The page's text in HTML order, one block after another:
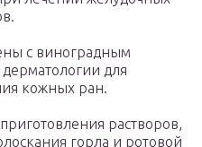
с виноградным
для
кожных ран.
растворов,
горла и ротовой